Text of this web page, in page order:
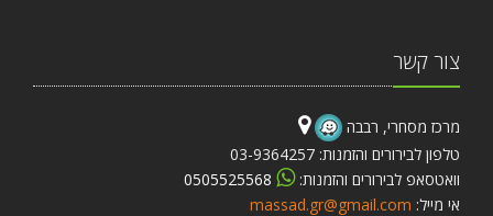
צור קשר
מרכז מסחרי, רבבה
טלפון לבירורים והזמנות: 03-9364257
וואטסאפ לבירורים והזמנות:
אי מייל: massad.gr@gmail.com